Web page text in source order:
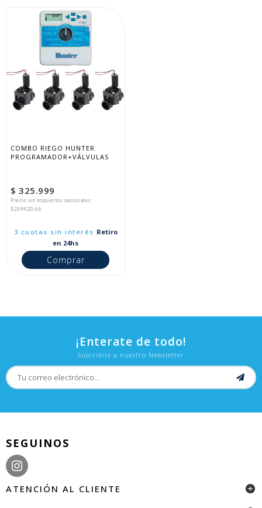
COMBO RIEGO HUNTER
PROGRAMADOR+VÁLVULAS
$ 325.999
Precio sin impuestos nacionales:
$269420.66
3 cuotas sin interés Retiro
en 24hs
Comprar
¡Enterate de todo!
Suscribite a nuestro Newsletter
SEGUINOS
ATENCIÓN AL CLIENTE